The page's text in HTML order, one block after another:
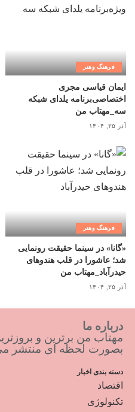
فرهنگ وهنر
ایمان قیاسی مجری
اختصاصی‌برنامه یلدای شبکه
سه_مهتاب من
آذر ۲۵, ۱۴۰۴
فرهنگ وهنر
«گانا» در سینما حقیقت رونمایی
شد؛ عاشورا در قلب هندوهای
حیدرآباد_مهتاب من
آذر ۲۵, ۱۴۰۴
درباره ما
مهتاب من برترین و
بصورت لحظه ای منتشر
دسته بندی اخبار
اقتصاد
تکنولوژی